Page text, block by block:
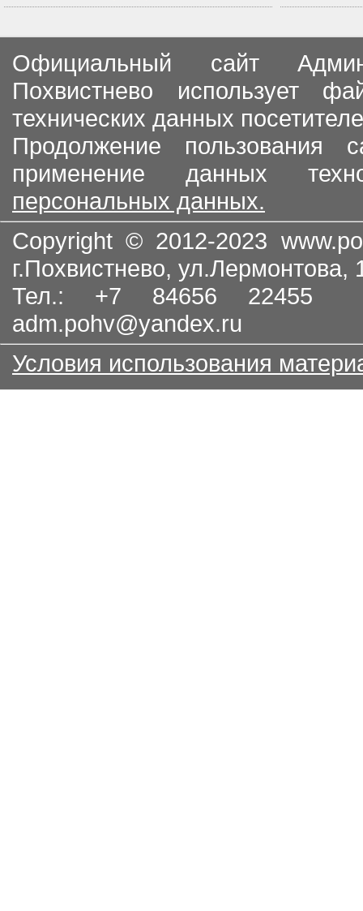
Официальный сайт
Похвистнево использует
технических данных
Продолжение пользования
применение данных
персональных данных.
Copyright © 2012-2023
г.Похвистнево, ул.Лермонтова,
Тел.: +7 84656
adm.pohv@yandex.ru
Условия использования